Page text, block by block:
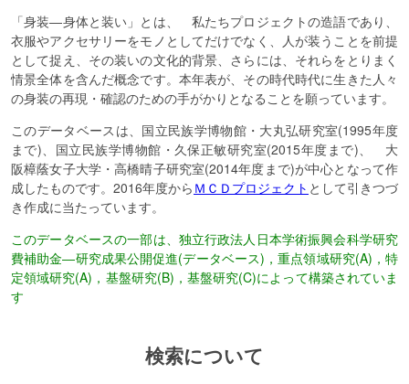
「身装―身体と装い」とは、 私たちプロジェクトの造語であり、
衣服やアクセサリーをモノとしてだけでなく、人が装うことを前提
として捉え、その装いの文化的背景、さらには、それらをとりまく
情景全体を含んだ概念です。本年表が、その時代時代に生きた人々
の身装の再現・確認のための手がかりとなることを願っています。
このデータベースは、国立民族学博物館・大丸弘研究室(1995年度
まで)、国立民族学博物館・久保正敏研究室(2015年度まで)、 大
阪樟蔭女子大学・高橋晴子研究室(2014年度まで)が中心となって作
成したものです。2016年度から ＭＣＤプロジェクト として引きつづ
き作成に当たっています。
このデータベースの一部は、独立行政法人日本学術振興会科学研究
費補助金―研究成果公開促進(データベース)，重点領域研究(A)，特
定領域研究(A)，基盤研究(B)，基盤研究(C)によって構築されていま
す
検索について